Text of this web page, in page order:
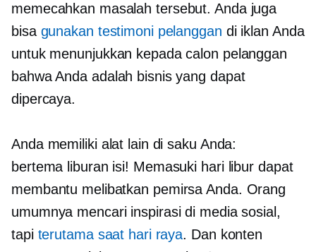
memecahkan masalah tersebut. Anda juga
bisa gunakan testimoni pelanggan di iklan Anda
untuk menunjukkan kepada calon pelanggan
bahwa Anda adalah bisnis yang dapat
dipercaya.
Anda memiliki alat lain di saku Anda:
bertema liburan isi! Memasuki hari libur dapat
membantu melibatkan pemirsa Anda. Orang
umumnya mencari inspirasi di media sosial,
tapi terutama saat hari raya. Dan konten